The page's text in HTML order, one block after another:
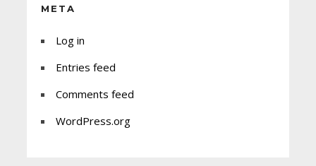
META
Log in
Entries feed
Comments feed
WordPress.org